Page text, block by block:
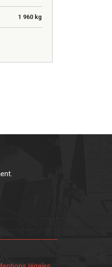
1 960 kg